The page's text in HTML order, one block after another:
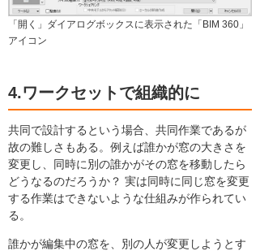
「開く」ダイアログボックスに表示された「BIM 360」
アイコン
4.ワークセットで組織的に
共同で設計するという場合、共同作業であるが
故の難しさもある。例えば誰かが窓の大きさを
変更し、同時に別の誰かがその窓を移動したら
どうなるのだろうか？ 実は同時に同じ窓を変更
する作業はできないような仕組みが作られてい
る。
誰かが編集中の窓を、別の人が変更しようとす